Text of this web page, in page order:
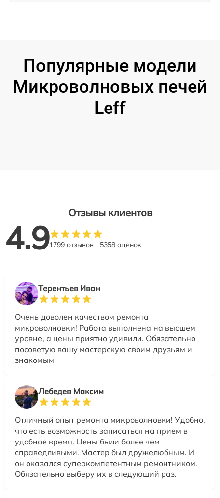
Популярные модели
Микроволновых печей
Leff
Отзывы клиентов
4.91799 отзывов 5358 оценок
Терентьев Иван
Очень доволен качеством ремонта
микроволновки! Работа выполнена на высшем
уровне, а цены приятно удивили. Обязательно
посоветую вашу мастерскую своим друзьям и
знакомым.
Лебедев Максим
Отличный опыт ремонта микроволновки! Удобно,
что есть возможность записаться на прием в
удобное время. Цены были более чем
справедливыми. Мастер был дружелюбным. И
он оказался суперкомпетентным ремонтником.
Обязательно выберу их в следующий раз.